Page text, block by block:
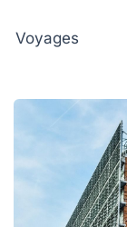
Voyages